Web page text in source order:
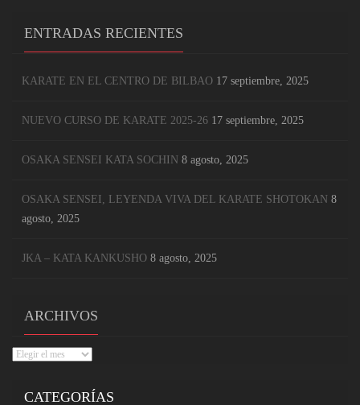
ENTRADAS RECIENTES
KARATE EN EL CENTRO DE BILBAO 17 septiembre, 2025
NUEVO CURSO DE KARATE 2025-26 17 septiembre, 2025
OSAKA SENSEI KATA SOCHIN 8 agosto, 2025
OSAKA SENSEI, LEYENDA VIVA DEL KARATE SHOTOKAN 8
agosto, 2025
JKA – KATA KANKUSHO 8 agosto, 2025
ARCHIVOS
Archivos
CATEGORÍAS